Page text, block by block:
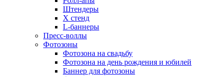
Штендеры
Х стенд
L-баннеры
Пресс-воллы
Фотозоны
Фотозона на свадьбу
Фотозона на день рождения и юбилей
Баннер для фотозоны